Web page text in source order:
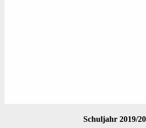
Schuljahr 2019/20